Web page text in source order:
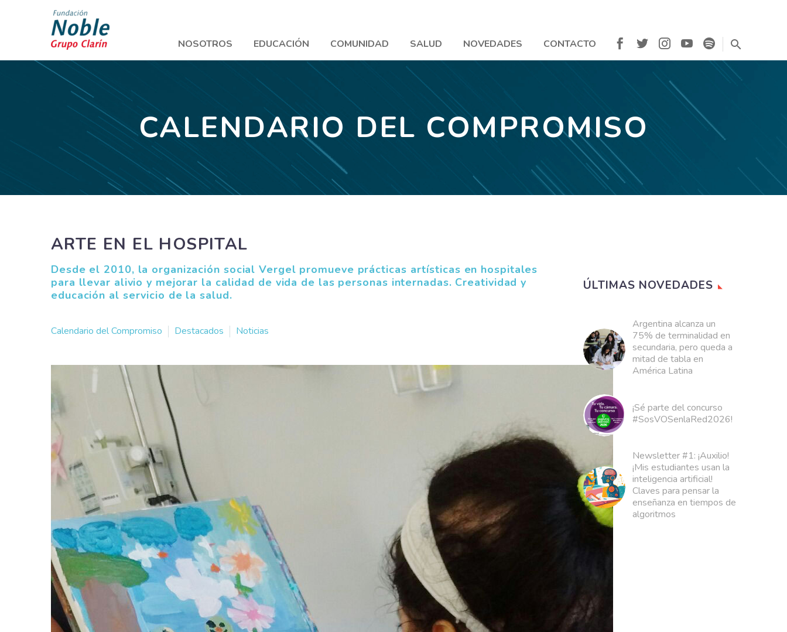
NOSOTROS EDUCACIÓN COMUNIDAD SALUD NOVEDADES CONTACTO
CALENDARIO DEL COMPROMISO
ARTE EN EL HOSPITAL
Desde el 2010, la organización social Vergel promueve prácticas artísticas en hospitales
para llevar alivio y mejorar la calidad de vida de las personas internadas. Creatividad y
educación al servicio de la salud.
Calendario del Compromiso Destacados Noticias
ÚLTIMAS NOVEDADES
Argentina alcanza un
75% de terminalidad en
secundaria, pero queda a
mitad de tabla en
América Latina
¡Sé parte del concurso
#SosVOSenlaRed2026!
Newsletter #1: ¡Auxilio!
¡Mis estudiantes usan la
inteligencia artificial!
Claves para pensar la
enseñanza en tiempos de
algoritmos